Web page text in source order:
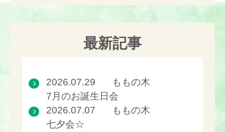
最新記事
2026.07.29
ももの木
7月のお誕生日会
2026.07.07
ももの木
七夕会☆